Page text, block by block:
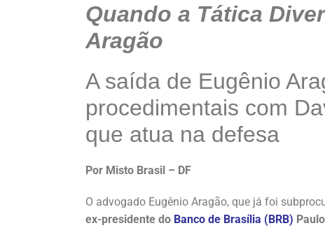
s
A
p
p
e
b
o
k
e
l
e
Quando a Tática
Aragão
A saída de Eugênio
procedimentais com
que atua na defesa
Por Misto Brasil – DF
O advogado Eugênio Aragão, que já foi
ex-presidente do Banco de Brasília (BRB)